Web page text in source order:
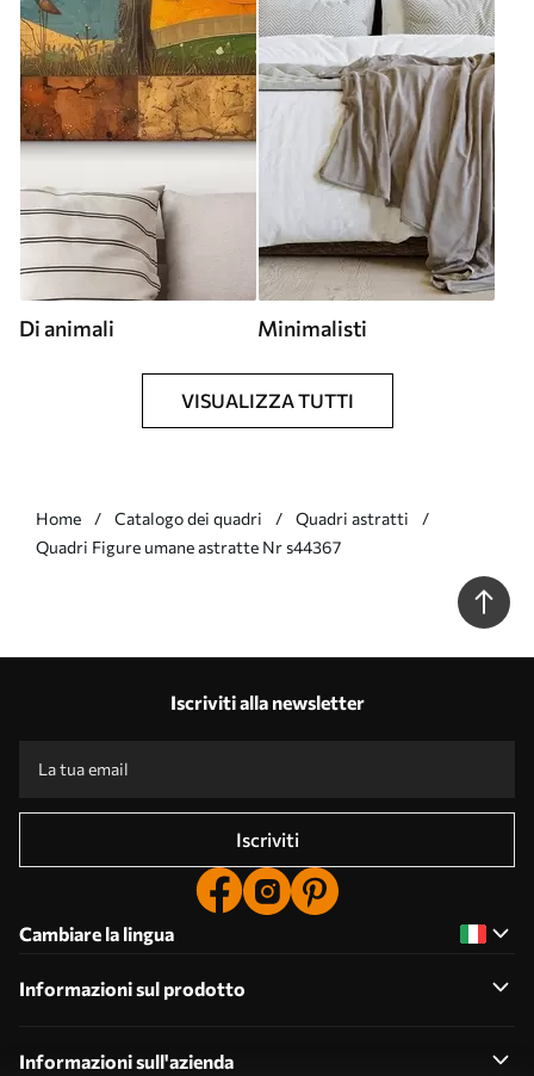
Di animali Minimalisti
VISUALIZZA TUTTI
Home Catalogo dei quadri
Quadri astratti
Quadri Figure umane astratte Nr s44367
Iscriviti alla newsletter
Iscriviti
Cambiare la lingua
Informazioni sul prodotto
Informazioni sull'azienda